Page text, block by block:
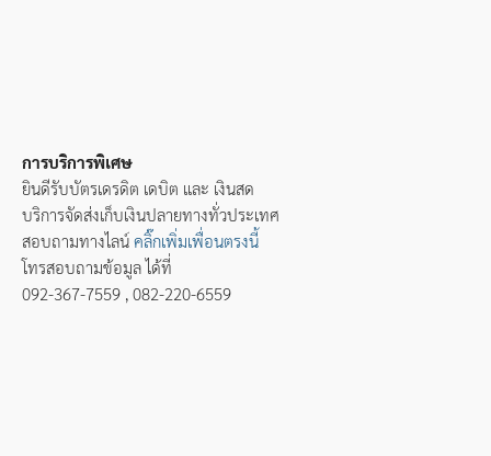
การบริการพิเศษ
ยินดีรับบัตรเดรดิต เดบิต และ เงินสด
บริการจัดส่งเก็บเงินปลายทางทั่วประเทศ
สอบถามทางไลน์ คลิ๊กเพิ่มเพื่อนตรงนี้
โทรสอบถามข้อมูล ได้ที่
092-367-7559 , 082-220-6559